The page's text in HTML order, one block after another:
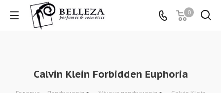
0
Calvin Klein Forbidden Euphoria